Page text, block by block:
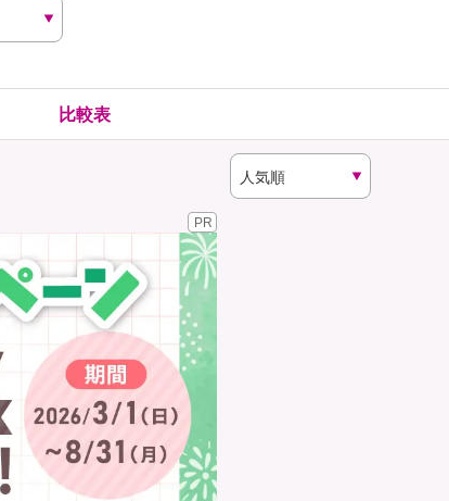
比較表
PR